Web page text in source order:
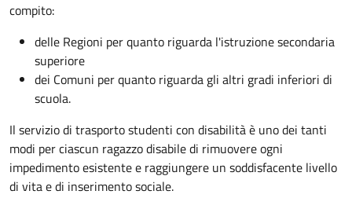
compito:
delle Regioni per quanto riguarda l'istruzione secondaria
superiore
dei Comuni per quanto riguarda gli altri gradi inferiori di
scuola.
Il servizio di trasporto studenti con disabilità è uno dei tanti
modi per ciascun ragazzo disabile di rimuovere ogni
impedimento esistente e raggiungere un soddisfacente livello
di vita e di inserimento sociale.